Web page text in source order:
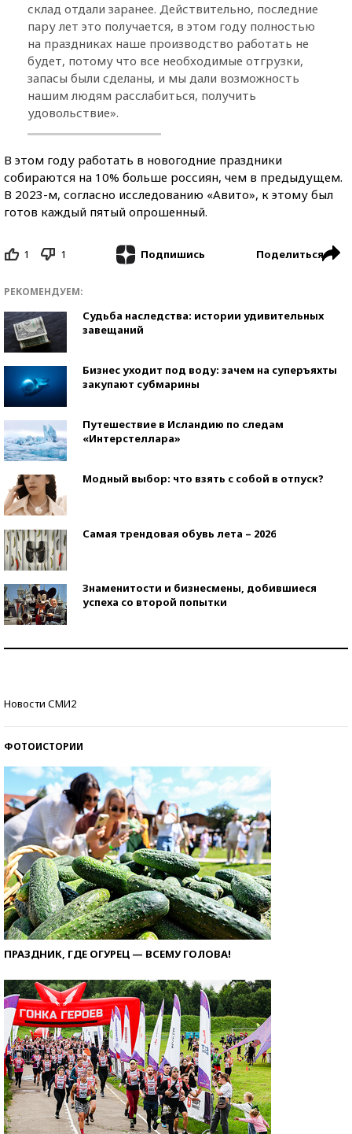
склад отдали заранее. Действительно, последние
пару лет это получается, в этом году полностью
на праздниках наше производство работать не
будет, потому что все необходимые отгрузки,
запасы были сделаны, и мы дали возможность
нашим людям расслабиться, получить
удовольствие».
В этом году работать в новогодние праздники
собираются на 10% больше россиян, чем в предыдущем.
В 2023-м, согласно исследованию «Авито», к этому был
готов каждый пятый опрошенный.
1 1 Подпишись Поделиться
РЕКОМЕНДУЕМ:
Судьба наследства: истории удивительных
завещаний
Бизнес уходит под воду: зачем на суперъяхты
закупают субмарины
Путешествие в Исландию по следам
«Интерстеллара»
Модный выбор: что взять с собой в отпуск?
Самая трендовая обувь лета – 2026
Знаменитости и бизнесмены, добившиеся
успеха со второй попытки
Новости СМИ2
ФОТОИСТОРИИ
ПРАЗДНИК, ГДЕ ОГУРЕЦ — ВСЕМУ ГОЛОВА!